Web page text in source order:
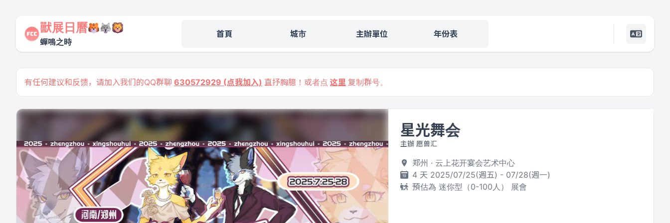
獸展日曆
蟬鳴之時
首頁 城市 主辦單位 年份表
有任何建议和反馈，请加入我们的QQ群聊 630572929 (点我加入) 直抒胸臆！或者点 这里 复制群号。
星光舞会
主辦 愿兽汇
郑州 · 云上花开宴会艺术中心
4 天 2025/07/25(週五) - 07/28(週一)
預估為 迷你型（0-100人） 展會